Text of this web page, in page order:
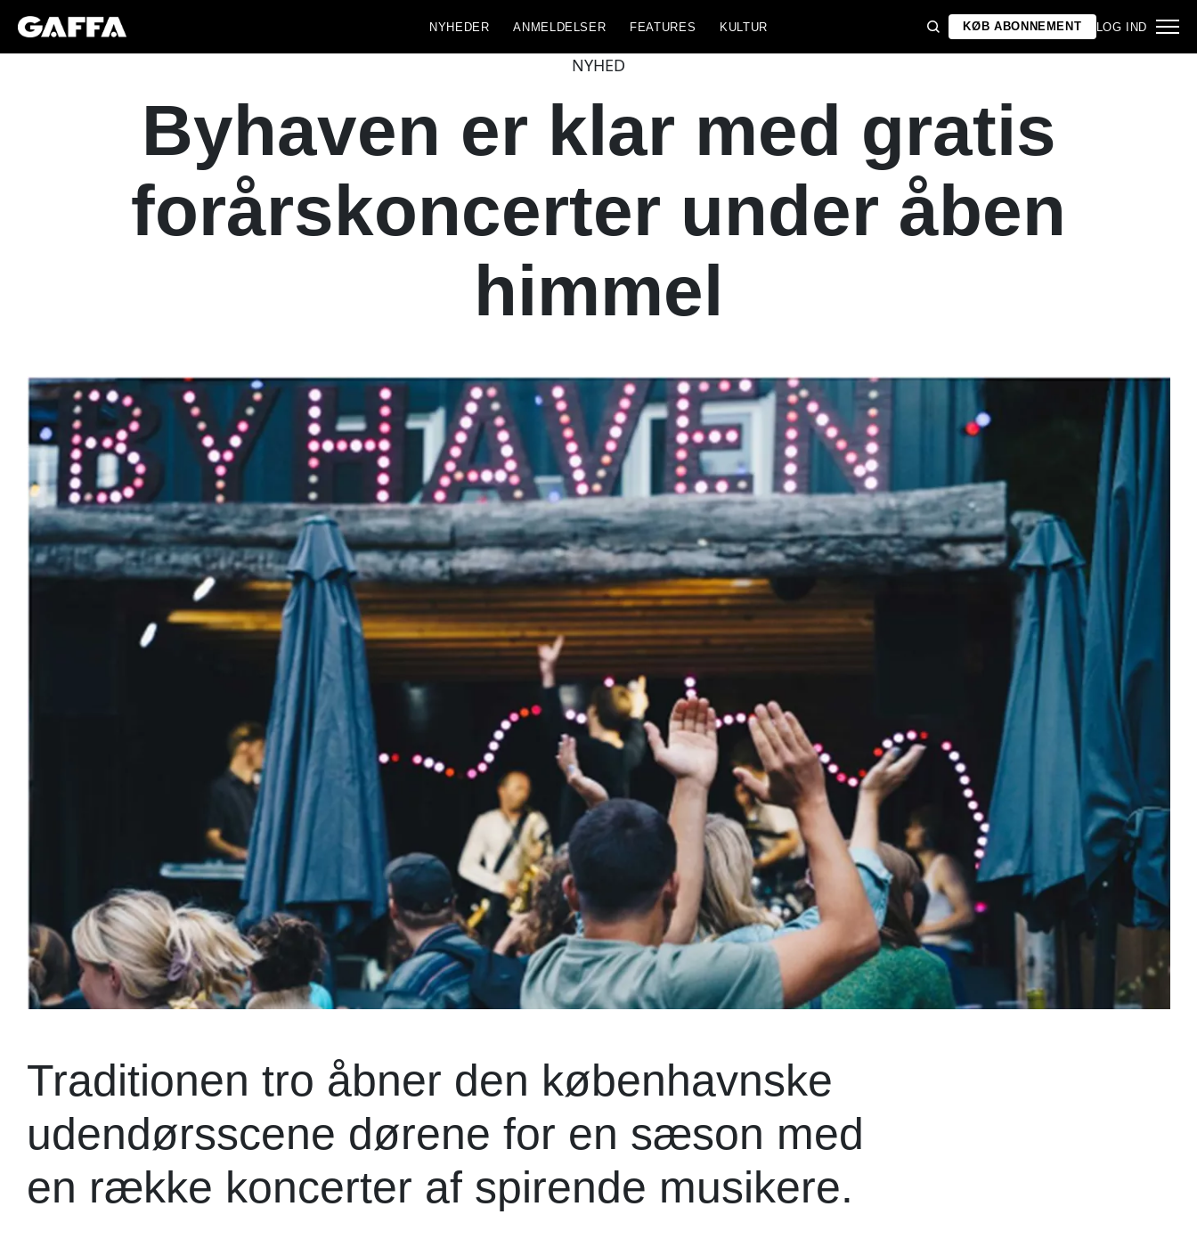
NYHEDER ANMELDELSER FEATURES KULTUR KØB ABONNEMENT LOG IND
NYHED
Byhaven er klar med gratis
forårskoncerter under åben
himmel
Traditionen tro åbner den københavnske
udendørsscene dørene for en sæson med
en række koncerter af spirende musikere.